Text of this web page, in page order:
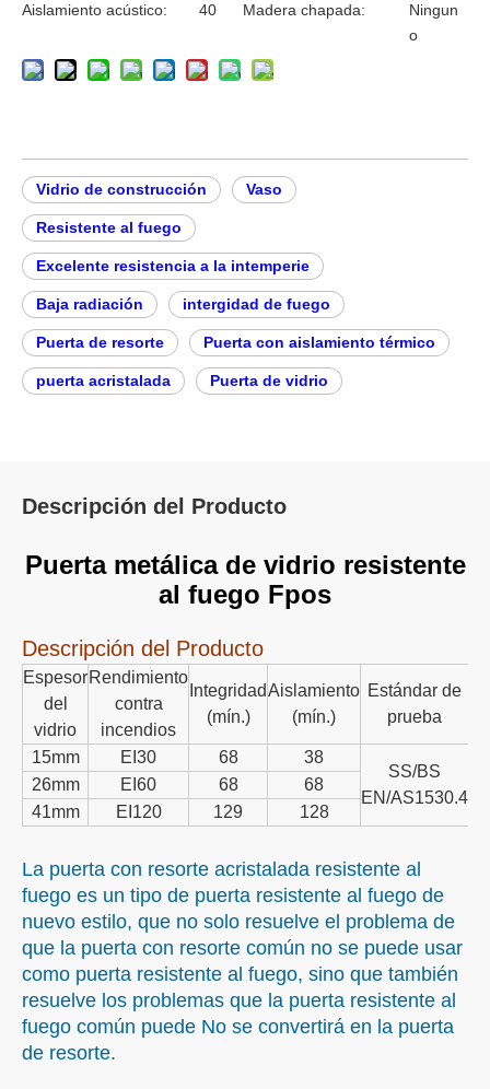
Aislamiento acústico: 40 Madera chapada:
Ningun
o
Vidrio de construcción Vaso
Resistente al fuego
Excelente resistencia a la intemperie
Baja radiación intergidad de fuego
Puerta de resorte Puerta con aislamiento térmico
puerta acristalada Puerta de vidrio
Descripción del Producto
Puerta metálica de vidrio resistente
al fuego Fpos
Descripción del Producto
Espesor
del
vidrio
Rendimiento
contra
incendios
Integridad
(mín.)
Aislamiento
(mín.)
Estándar de
prueba
15mm EI30 68 38
SS/BS
EN/AS1530.4
26mm EI60 68
68
41mm
EI120 129 128
La puerta con resorte acristalada resistente al
fuego es un tipo de puerta resistente al fuego de
nuevo estilo, que no solo resuelve el problema de
que la puerta con resorte común no se puede usar
como puerta resistente al fuego, sino que también
resuelve los problemas que la puerta resistente al
fuego común puede No se convertirá en la puerta
de resorte.